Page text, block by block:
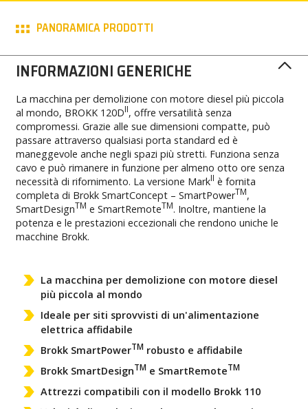
PANORAMICA PRODOTTI
INFORMAZIONI GENERICHE
La macchina per demolizione con motore diesel più piccola
al mondo, BROKK 120DII, offre versatilità senza
compromessi. Grazie alle sue dimensioni compatte, può
passare attraverso qualsiasi porta standard ed è
maneggevole anche negli spazi più stretti. Funziona senza
cavo e può rimanere in funzione per almeno otto ore senza
necessità di rifornimento. La versione MarkII è fornita
completa di Brokk SmartConcept – SmartPowerTM,
SmartDesignTM e SmartRemoteTM. Inoltre, mantiene la
potenza e le prestazioni eccezionali che rendono uniche le
macchine Brokk.
La macchina per demolizione con motore diesel
più piccola al mondo
Ideale per siti sprovvisti di un'alimentazione
elettrica affidabile
Brokk SmartPowerTMrobusto e affidabile
Brokk SmartDesignTMe SmartRemoteTM
Attrezzi compatibili con il modello Brokk 110